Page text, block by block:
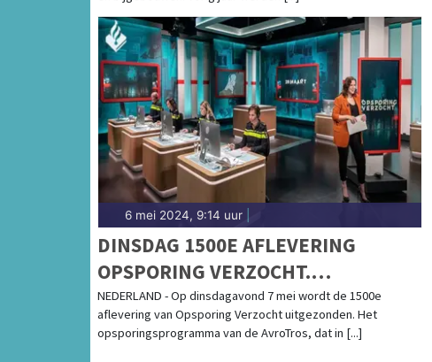
6 mei 2024, 9:14 uur
DINSDAG 1500E AFLEVERING
OPSPORING VERZOCHT.
DUIZENDEN ZAKEN OPGELOST
NEDERLAND - Op dinsdagavond 7 mei wordt de 1500e
aflevering van Opsporing Verzocht uitgezonden. Het
opsporingsprogramma van de AvroTros, dat in [...]